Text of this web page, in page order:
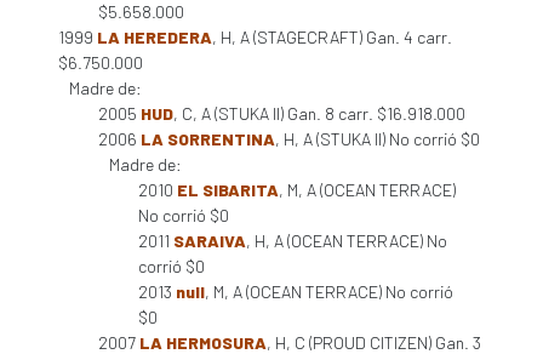
$5.658.000
1999 LA HEREDERA, H, A (STAGECRAFT) Gan. 4 carr.
$6.750.000
Madre de:
2005 HUD, C, A (STUKA II) Gan. 8 carr. $16.918.000
2006 LA SORRENTINA, H, A (STUKA II) No corrió $0
Madre de:
2010 EL SIBARITA, M, A (OCEAN TERRACE)
No corrió $0
2011 SARAIVA, H, A (OCEAN TERRACE) No
corrió $0
2013 null, M, A (OCEAN TERRACE) No corrió
$0
2007 LA HERMOSURA, H, C (PROUD CITIZEN) Gan. 3